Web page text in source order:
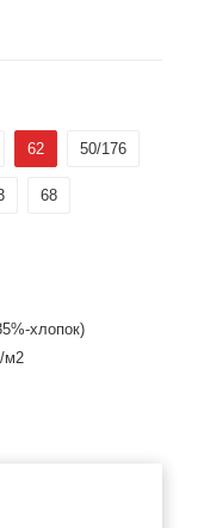
62 50/176
68
хлопок)
м2